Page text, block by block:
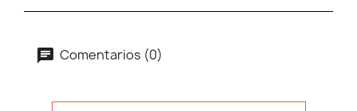
Comentarios (0)